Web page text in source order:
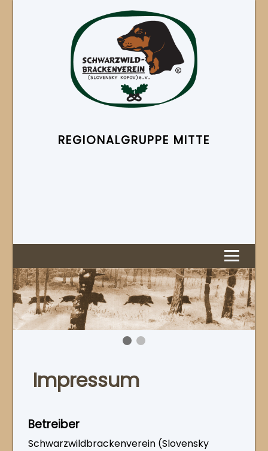
REGIONAL­GRUPPE MITTE
Impressum
Betreiber
Schwarzwildbrackenverein (Slovensky